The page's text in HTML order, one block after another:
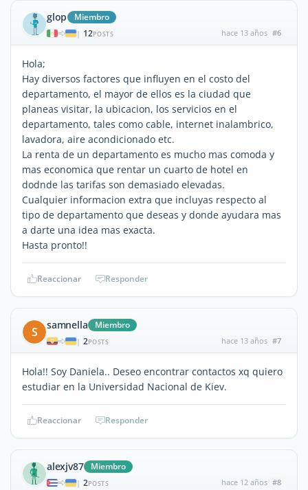
glop Miembro
| 12POSTS hace 13 años #6
Hola;
Hay diversos factores que influyen en el costo del
departamento, el mayor de ellos es la ciudad que
planeas visitar, la ubicacion, los servicios en el
departamento, tales como cable, internet inalambrico,
lavadora, aire acondicionado etc.
La renta de un departamento es mucho mas comoda y
mas economica que rentar un cuarto de hotel en
dodnde las tarifas son demasiado elevadas.
Cualquier informacion extra que incluyas respecto al
tipo de departamento que deseas y donde ayudara mas
a darte una idea mas exacta.
Hasta pronto!!
Reaccionar Responder
S samnella Miembro
| 2POSTS hace 13 años #7
Hola!! Soy Daniela.. Deseo encontrar contactos xq quiero
estudiar en la Universidad Nacional de Kiev.
Reaccionar Responder
alexjv87 Miembro
| 2POSTS hace 12 años #8